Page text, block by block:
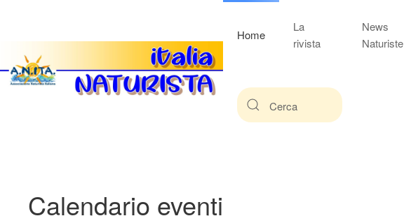
Home
La
rivista
News
Naturiste
Calendario eventi